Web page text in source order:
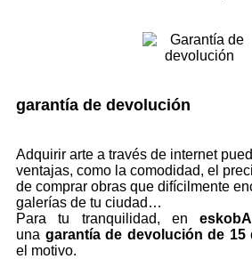
garantía de devolución
Adquirir arte a través de internet
ventajas, como la comodidad, el
de comprar obras que difícilmente
galerías de tu ciudad…
Para tu tranquilidad, en
una garantía de devolución de 15
el motivo.